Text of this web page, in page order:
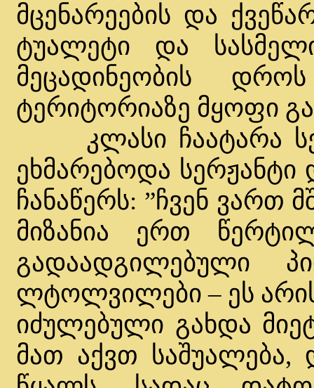
მცენარეების და
ტუალეტი და
მეცადინეობის
ტერიტორიაზე მყოფი
კლასი ჩაატარა
ეხმარებოდა
ჩანაწერს: ”ჩვენ ვართ
მიზანია ერთ
გადაადგილებული
ლტოლვილები – ეს არის
იძულებული გახდა
მათ აქვთ საშუალება,